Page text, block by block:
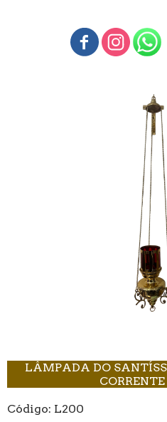
LÂMPADA DO
Código: L200